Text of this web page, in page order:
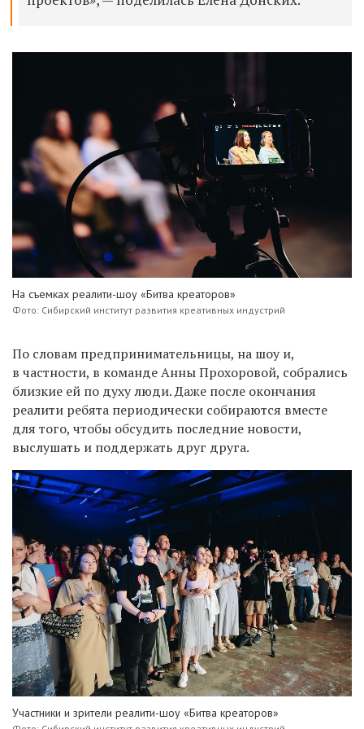
На съемках реалити-шоу «Битва креаторов»
Фото: Сибирский институт развития креативных индустрий
По словам предпринимательницы, на шоу и,
в частности, в команде Анны Прохоровой, собрались
близкие ей по духу люди. Даже после окончания
реалити ребята периодически собираются вместе
для того, чтобы обсудить последние новости,
выслушать и поддержать друг друга.
Участники и зрители реалити-шоу «Битва креаторов»